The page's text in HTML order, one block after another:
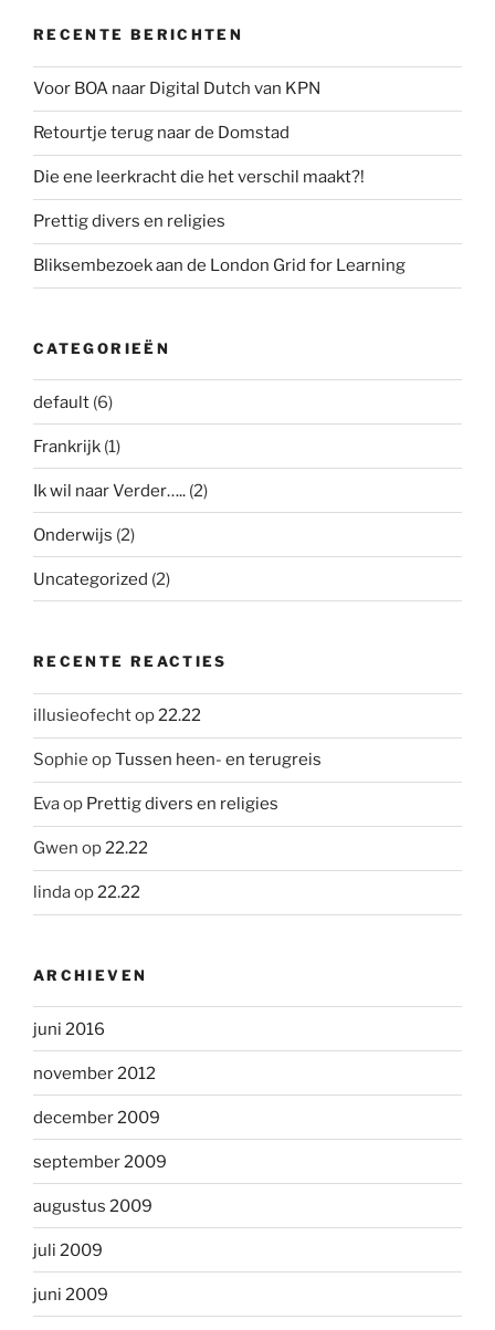
RECENTE BERICHTEN
Voor BOA naar Digital Dutch van KPN
Retourtje terug naar de Domstad
Die ene leerkracht die het verschil maakt?!
Prettig divers en religies
Bliksembezoek aan de London Grid for Learning
CATEGORIEËN
default (6)
Frankrijk (1)
Ik wil naar Verder….. (2)
Onderwijs (2)
Uncategorized (2)
RECENTE REACTIES
illusieofechtop22.22
Sophie opTussen heen- en terugreis
Evaop Prettig divers en religies
Gwen op22.22
lindaop22.22
ARCHIEVEN
juni 2016
november 2012
december 2009
september 2009
augustus 2009
juli 2009
juni 2009